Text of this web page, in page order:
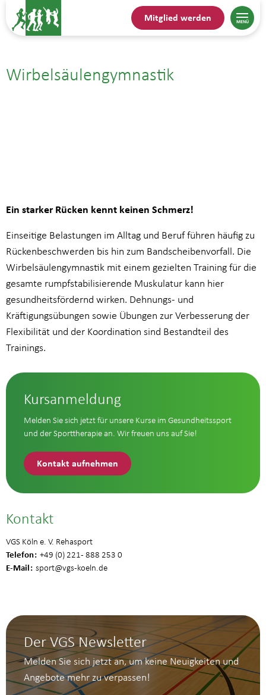
Mitglied werden
Wirbelsäulengymnastik
Ein starker Rücken kennt keinen Schmerz!
Einseitige Belastungen im Alltag und Beruf führen häufig zu
Rückenbeschwerden bis hin zum Bandscheibenvorfall. Die
Wirbelsäulengymnastik mit einem gezielten Training für die
gesamte rumpfstabilisierende Muskulatur kann hier
gesundheitsfördernd wirken. Dehnungs- und
Kräftigungsübungen sowie Übungen zur Verbesserung der
Flexibilität und der Koordination sind Bestandteil des
Trainings.
Kursanmeldung
Melden Sie sich jetzt für unsere Kurse im Gesundheitssport
und der Sporttherapie an. Wir freuen uns auf Sie!
Kontakt aufnehmen
Kontakt
VGS Köln e. V. Rehasport
Telefon +49 (0) 221 - 888 253 0
E-Mail sport@vgs-koeln.de
Der VGS Newsletter
Melden Sie sich jetzt an, um keine Neuigkeiten und
Angebote mehr zu verpassen!